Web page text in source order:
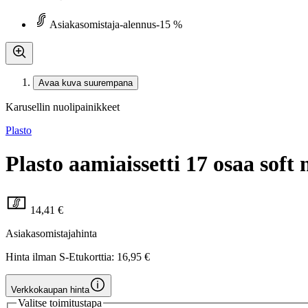
Asiakasomistaja-alennus-15 %
Avaa kuva suurempana
Karusellin nuolipainikkeet
Plasto
Plasto aamiaissetti 17 osaa soft
14,41 €
Asiakasomistajahinta
Hinta ilman S-Etukorttia: 16,95 €
Verkkokaupan hinta
Valitse toimitustapa